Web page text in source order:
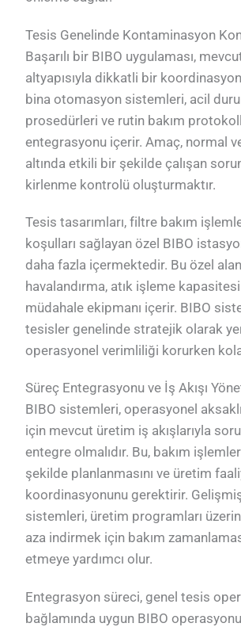
Tesis Genelinde Kontaminasyon
Başarılı bir BIBO uygulaması,
altyapısıyla dikkatli bir
bina otomasyon sistemleri, acil
prosedürleri ve rutin bakım
entegrasyonu içerir. Amaç, normal
altında etkili bir şekilde çalışan
kirlenme kontrolü oluşturmaktır.
Tesis tasarımları, filtre bakım
koşulları sağlayan özel BIBO
daha fazla içermektedir. Bu özel
havalandırma, atık işleme kapasitesi
müdahale ekipmanı içerir. BIBO
tesisler genelinde stratejik olarak
operasyonel verimliliği korurken
Süreç Entegrasyonu ve İş Akışı
BIBO sistemleri, operasyonel
için mevcut üretim iş akışlarıyla
entegre olmalıdır. Bu, bakım
şekilde planlanmasını ve üretim
koordinasyonunu gerektirir.
sistemleri, üretim programları
aza indirmek için bakım
etmeye yardımcı olur.
Entegrasyon süreci, genel tesis
bağlamında uygun BIBO